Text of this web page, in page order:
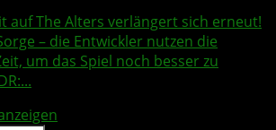
auf The Alters verlängert sich erneut!
– die Entwickler nutzen die
um das Spiel noch besser zu